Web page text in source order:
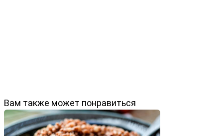
Вам также может понравиться